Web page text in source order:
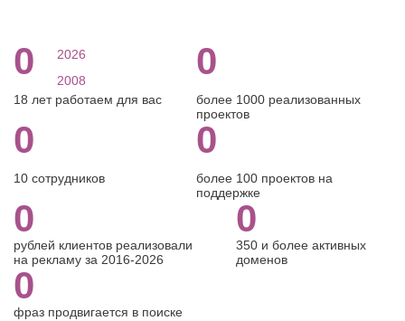
0
2026
2008
18 лет работаем для вас
0
более 1000 реализованных
проектов
0
10 сотрудников
0
более 100 проектов на
поддержке
0
350 и более активных
доменов
0
рублей клиентов реализовали
на рекламу за 2016-2026
0
фраз продвигается в поиске